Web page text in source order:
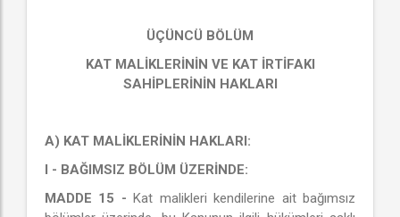
ÜÇÜNCÜ BÖLÜM
KAT MALİKLERİNİN VE KAT İRTİFAKI
SAHİPLERİNİN HAKLARI
A) KAT MALİKLERİNİN HAKLARI:
I - BAĞIMSIZ BÖLÜM ÜZERİNDE:
MADDE 15 -Kat malikleri kendilerine ait bağımsız